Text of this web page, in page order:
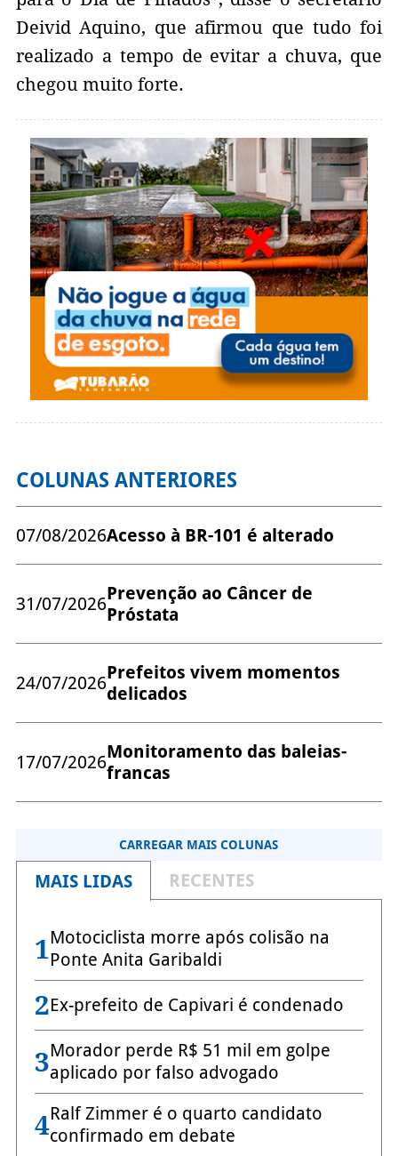
Deivid Aquino, que afirmou que tudo foi
realizado a tempo de evitar a chuva, que
chegou muito forte.
COLUNAS ANTERIORES
07/08/2026Acesso à BR-101 é alterado
31/07/2026Prevenção ao Câncer de
Próstata
24/07/2026Prefeitos vivem momentos
delicados
17/07/2026Monitoramento das baleias-
francas
CARREGAR MAIS COLUNAS
MAIS LIDAS RECENTES
1Motociclista morre após colisão na
Ponte Anita Garibaldi
2Ex-prefeito de Capivari é condenado
3Morador perde R$ 51 mil em golpe
aplicado por falso advogado
4Ralf Zimmer é o quarto candidato
confirmado em debate